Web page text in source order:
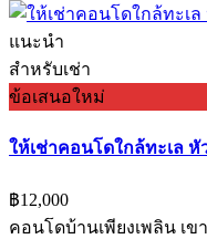
แนะนำ
สำหรับเช่า
ข้อเสนอใหม่
ให้เช่าคอนโดใกล้ทะเล หั
฿12,000
คอนโดบ้านเพียงเพลิน เข